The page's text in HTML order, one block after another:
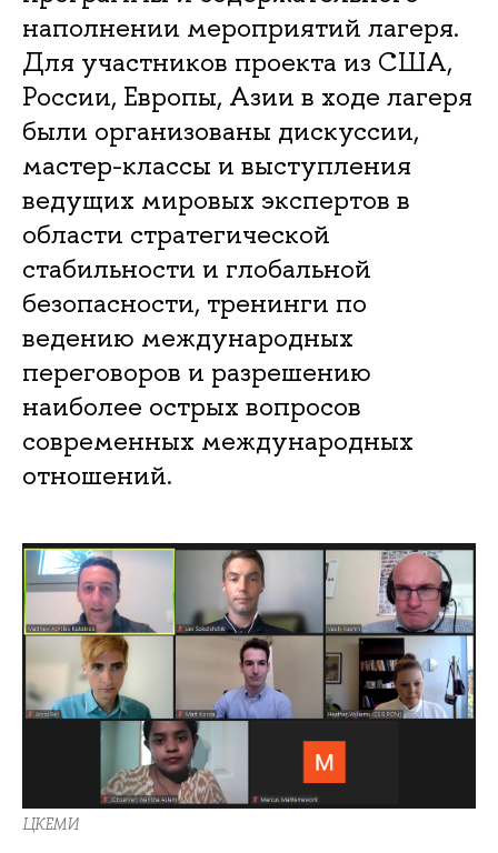
наполнении мероприятий лагеря.
Для участников проекта из США,
России, Европы, Азии в ходе лагеря
были организованы дискуссии,
мастер-классы и выступления
ведущих мировых экспертов в
области стратегической
стабильности и глобальной
безопасности, тренинги по
ведению международных
переговоров и разрешению
наиболее острых вопросов
современных международных
отношений.
ЦКЕМИ